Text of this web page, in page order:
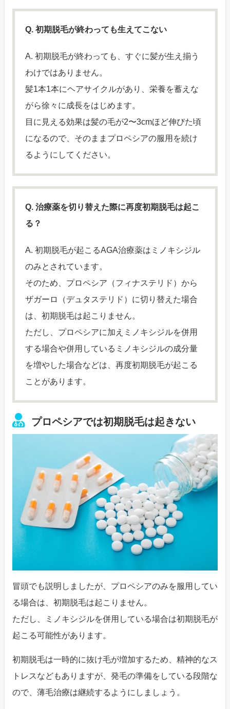
Q. 初期脱毛が終わっても生えてこない
A. 初期脱毛が終わっても、すぐに髪が生え揃う
わけではありません。
髪1本1本にヘアサイクルがあり、栄養を蓄えな
がら徐々に成長をはじめます。
目に見える効果は髪の毛が2〜3cmほど伸びた頃
になるので、そのままプロペシアの服用を続け
るようにしてください。
Q. 治療薬を切り替えた際に再度初期脱毛は起こ
る？
A. 初期脱毛が起こるAGA治療薬はミノキシジル
のみとされています。
そのため、プロペシア（フィナステリド）から
ザガーロ（デュタステリド）に切り替えた場合
は、初期脱毛は起こりません。
ただし、プロペシアに加えミノキシジルを併用
する場合や併用しているミノキシジルの成分量
を増やした場合などは、再度初期脱毛が起こる
ことがあります。
プロペシアでは初期脱毛は起きない
冒頭でも説明しましたが、プロペシアのみを服用してい
る場合は、初期脱毛は起こりません。
ただし、ミノキシジルを併用している場合は初期脱毛が
起こる可能性があります。
初期脱毛は一時的に抜け毛が増加するため、精神的なス
トレスなどもありますが、発毛の準備をしている段階な
ので、薄毛治療は継続するようにしましょう。